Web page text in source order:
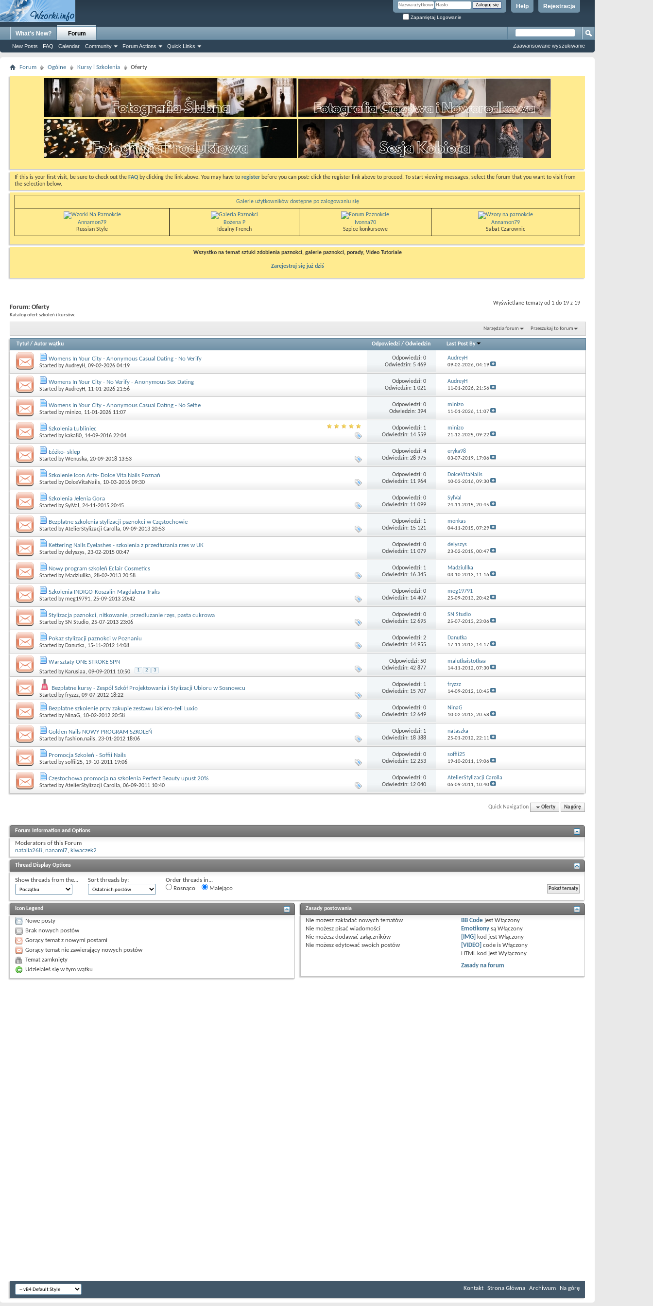
Rejestracja
Help
Zapamiętaj Logowanie
What's New? Forum
New Posts FAQ Calendar Community Forum Actions Quick Links Zaawansowane wyszukiwanie
Forum Ogólne Kursy i Szkolenia Oferty
If this is your first visit, be sure to check out the FAQ by clicking the link above. You may have to register before you can post: click the register link above to proceed. To start viewing messages, select the forum that you want to visit from
the selection below.
Galerie użytkowników dostępne po zalogowaniu się
Annamon79
Russian Style
Bożena P
Idealny French
Ivonna70
Szpice konkursowe
Annamon79
Sabat Czarownic
Wszystko na temat sztuki zdobienia paznokci, galerie paznokci, porady, Video Tutoriale
Zarejestruj się już dziś
Wyświetlane tematy od 1 do 19 z 19
Forum: Oferty
Katalog ofert szkoleń i kursów.
Narzędzia forum Przeszukaj to forum
Tytuł / Autor wątku Odpowiedzi/ Odwiedzin Last Post By
Womens In Your City - Anonymous Casual Dating - No Verify
Started byAudreyH, 09-02-2026 04:19
Odpowiedzi: 0
Odwiedzin: 5 469
AudreyH
09-02-2026, 04:19
Womens In Your City - No Verify - Anonymous Sex Dating
Started byAudreyH, 11-01-2026 21:56
Odpowiedzi: 0
Odwiedzin: 1 021
AudreyH
11-01-2026, 21:56
Womens In Your City - Anonymous Casual Dating - No Selfie
Started byminizo, 11-01-2026 11:07
Odpowiedzi: 0
Odwiedzin: 394
minizo
11-01-2026, 11:07
Szkolenia Lubliniec
Started by kaka80, 14-09-2016 22:04
Odpowiedzi: 1
Odwiedzin: 14 559
minizo
21-12-2025, 09:22
Łóżko- sklep
Started byWenuska, 20-09-2018 13:53
Odpowiedzi: 4
Odwiedzin: 28 975
eryka98
03-07-2019, 17:06
Szkolenie Icon Arts- Dolce Vita Nails Poznań
Started by DolceVitaNails, 10-03-2016 09:30
Odpowiedzi: 0
Odwiedzin: 11 964
DolceVitaNails
10-03-2016, 09:30
Szkolenia Jelenia Gora
Started bySylVal , 24-11-2015 20:45
Odpowiedzi: 0
Odwiedzin: 11 099
SylVal
24-11-2015, 20:45
Bezpłatne szkolenia stylizacji paznokci w Częstochowie
Started byAtelierStylizacji Carolla, 09-09-2013 20:53
Odpowiedzi: 1
Odwiedzin: 15 121
monkas
04-11-2015, 07:29
Kettering Nails Eyelashes - szkolenia z przedłużania rzes w UK
Started bydelyszys, 23-02-2015 00:47
Odpowiedzi: 0
Odwiedzin: 11 079
delyszys
23-02-2015, 00:47
Nowy program szkoleń Eclair Cosmetics
Started by Madziullka, 28-02-2013 20:58
Odpowiedzi: 1
Odwiedzin: 16 345
Madziullka
03-10-2013, 11:16
Szkolenia INDIGO-Koszalin Magdalena Traks
Started bymeg19791, 25-09-2013 20:42
Odpowiedzi: 0
Odwiedzin: 14 407
meg19791
25-09-2013, 20:42
Stylizacja paznokci, nitkowanie, przedłużanie rzęs, pasta cukrowa
Started bySN Studio, 25-07-2013 23:06
Odpowiedzi: 0
Odwiedzin: 12 695
SN Studio
25-07-2013, 23:06
Pokaz stylizacji paznokci w Poznaniu
Started by Danutka, 15-11-2012 14:08
Odpowiedzi: 2
Odwiedzin: 14 955
Danutka
17-11-2012, 14:17
Warsztaty ONE STROKE SPN
Started by Karusiaa, 09-09-2011 10:50 1 2 3
Odpowiedzi: 50
Odwiedzin: 42 877
malutkaistotkaa
14-11-2012, 07:30
Bezpłatne kursy - Zespół Szkół Projektowania i Stylizacji Ubioru w Sosnowcu
Started byfryzzz, 09-07-2012 18:22
Odpowiedzi: 1
Odwiedzin: 15 707
fryzzz
14-09-2012, 10:45
Bezpłatne szkolenie przy zakupie zestawu lakiero-żeli Luxio
Started by NinaG, 10-02-2012 20:58
Odpowiedzi: 0
Odwiedzin: 12 649
NinaG
10-02-2012, 20:58
Golden Nails NOWY PROGRAM SZKOLEŃ
Started byfashion.nails, 23-01-2012 18:06
Odpowiedzi: 1
Odwiedzin: 18 388
nataszka
25-01-2012, 22:11
Promocja Szkoleń - Soffii Nails
Started bysoffii25, 19-10-2011 19:06
Odpowiedzi: 0
Odwiedzin: 12 253
soffii25
19-10-2011, 19:06
Częstochowa promocja na szkolenia Perfect Beauty upust 20%
Started byAtelierStylizacji Carolla, 06-09-2011 10:40
Odpowiedzi: 0
Odwiedzin: 12 040
AtelierStylizacji Carolla
06-09-2011, 10:40
Quick Navigation Oferty Na górę
Forum Information and Options
Moderators of this Forum
natalia268, nanami7, kiwaczek2
Thread Display Options
Show threads from the... Sort threads by:
Order threads in...
Rosnąco
Malejąco
Icon Legend
Nowe posty
Brak nowych postów
Gorący temat z nowymi postami
Gorący temat nie zawierający nowych postów
Temat zamknięty
Udzielałeś się w tym wątku
Zasady postowania
Nie możeszzakładać nowych tematów
Nie możeszpisać wiadomości
Nie możeszdodawać załączników
Nie możeszedytować swoich postów
BB Code jestWłączony
Emotikony sąWłączony
[IMG] kod jestWłączony
[VIDEO] code isWłączony
HTML kod jestWyłączony
Zasady na forum
Kontakt Strona Główna Archiwum Na górę